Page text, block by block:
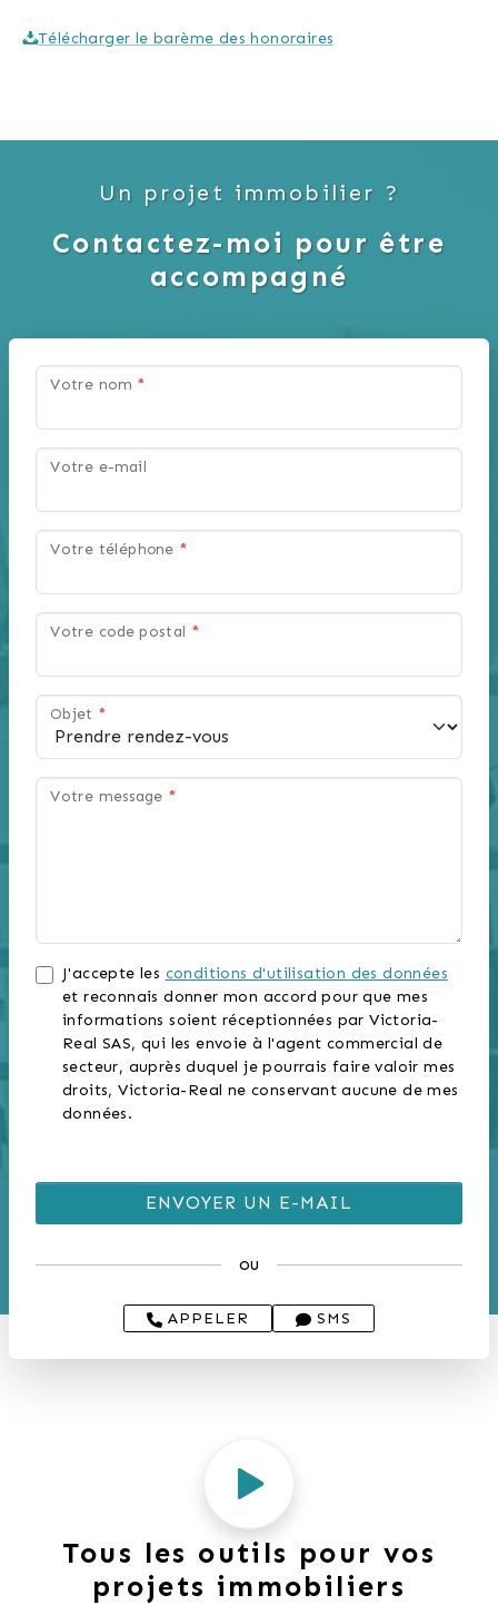
Télécharger le barème des honoraires
Un projet immobilier ?
Contactez-moi pour être
accompagné
Votre nom *
Votre e-mail
Votre téléphone *
Votre code postal *
Objet *
Votre message *
J'accepte les conditions d'utilisation des données
et reconnais donner mon accord pour que mes
informations soient réceptionnées par Victoria-
Real SAS, qui les envoie à l'agent commercial de
secteur, auprès duquel je pourrais faire valoir mes
droits, Victoria-Real ne conservant aucune de mes
données.
ou
APPELER SMS
Tous les outils pour vos
projets immobiliers